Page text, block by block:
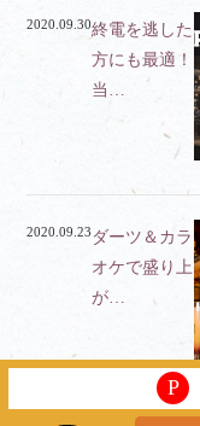
2020.09.30終電を逃した
方にも最適！
当…
2020.09.23 ダーツ＆カラ
オケで盛り上
が…
P